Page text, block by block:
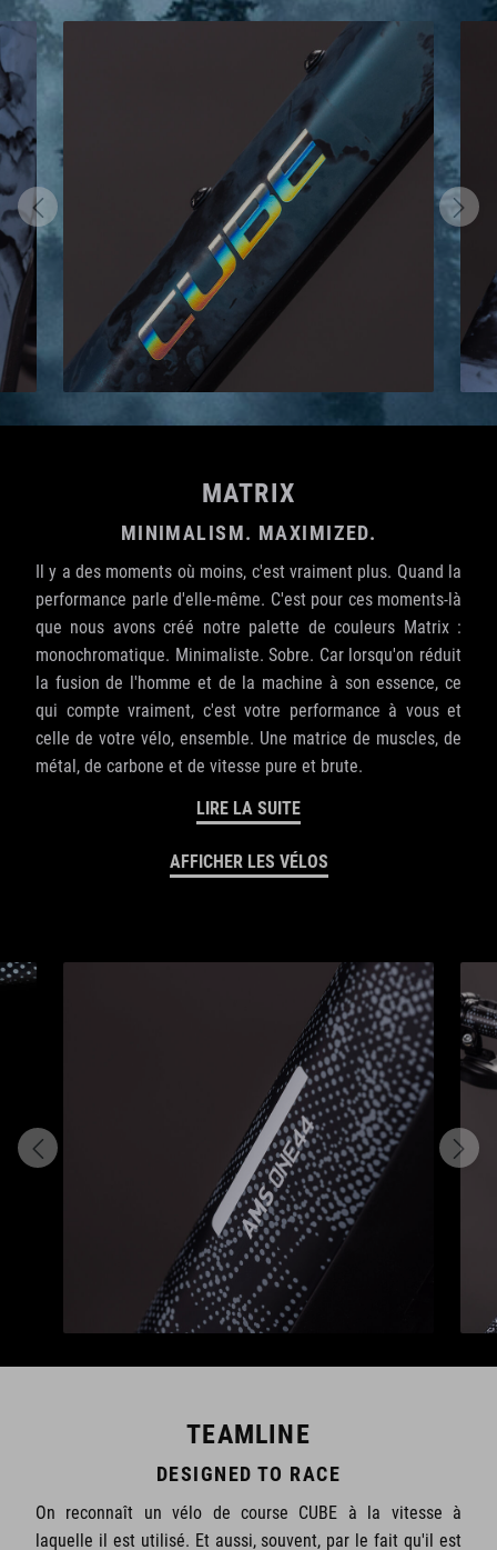
MATRIX
MINIMALISM. MAXIMIZED.
Il y a des moments où moins, c'est vraiment plus. Quand la
performance parle d'elle-même. C'est pour ces moments-là
que nous avons créé notre palette de couleurs Matrix :
monochromatique. Minimaliste. Sobre. Car lorsqu'on réduit
la fusion de l'homme et de la machine à son essence, ce
qui compte vraiment, c'est votre performance à vous et
celle de votre vélo, ensemble. Une matrice de muscles, de
métal, de carbone et de vitesse pure et brute.
LIRE LA SUITE
AFFICHER LES VÉLOS
TEAMLINE
DESIGNED TO RACE
On reconnaît un vélo de course CUBE à la vitesse à
laquelle il est utilisé. Et aussi, souvent, par le fait qu'il est